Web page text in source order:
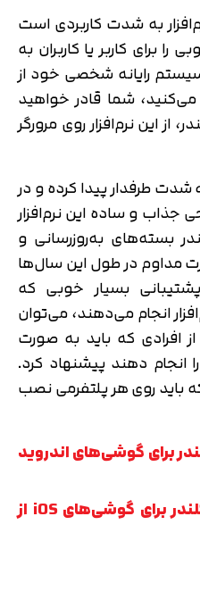
به شدت کاربردی است
برای کاربر یا کاربران به
رایانه شخصی خود از
شما قادر خواهید
از این نرم‌افزار روی مرورگر
طرفدار پیدا کرده و در
جذاب و ساده این نرم‌افزار
بسته‌های به‌روزرسانی و
مداوم در طول این سال‌ها
بسیار خوبی که
انجام می‌دهند، می‌توان
از افرادی که باید به صورت
انجام دهند پیشنهاد کرد.
باید روی هر پلتفرمی نصب
برای گوشی‌های اندروید
دانلود رایگان گوگل کلندر برای گوشی‌های iOS از